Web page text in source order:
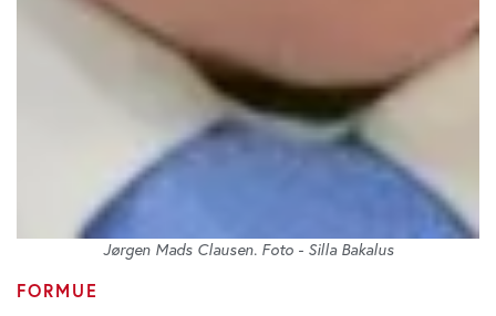
FORMUE
Jørgen Mads Clausen. Foto - Silla Bakalus